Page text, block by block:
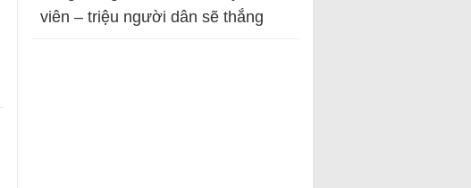
viên – triệu người dân sẽ thắng